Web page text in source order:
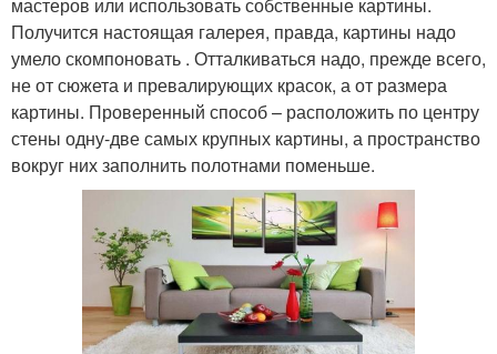
мастеров или использовать собственные картины.
Получится настоящая галерея, правда, картины надо
умело скомпоновать . Отталкиваться надо, прежде всего,
не от сюжета и превалирующих красок, а от размера
картины. Проверенный способ – расположить по центру
стены одну-две самых крупных картины, а пространство
вокруг них заполнить полотнами поменьше.